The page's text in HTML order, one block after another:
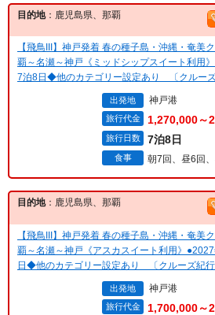
目的地：鹿児島県、那覇
【飛鳥III】神戸発着 春の種子島・沖縄・奄美
覇～名瀬～神戸《ミッドシップスイート利用
7泊8日◆他のカテゴリー設定あり 〔クルーズ
出発地 神戸港
旅行代金 1,270,000～
旅行日数 7泊8日
食事 朝7回、昼6回
目的地：鹿児島県、那覇
【飛鳥III】神戸発着 春の種子島・沖縄・奄美
覇～名瀬～神戸《アスカスイート利用》
日◆他のカテゴリー設定あり 〔クルーズ紀行
出発地 神戸港
旅行代金 1,700,000～